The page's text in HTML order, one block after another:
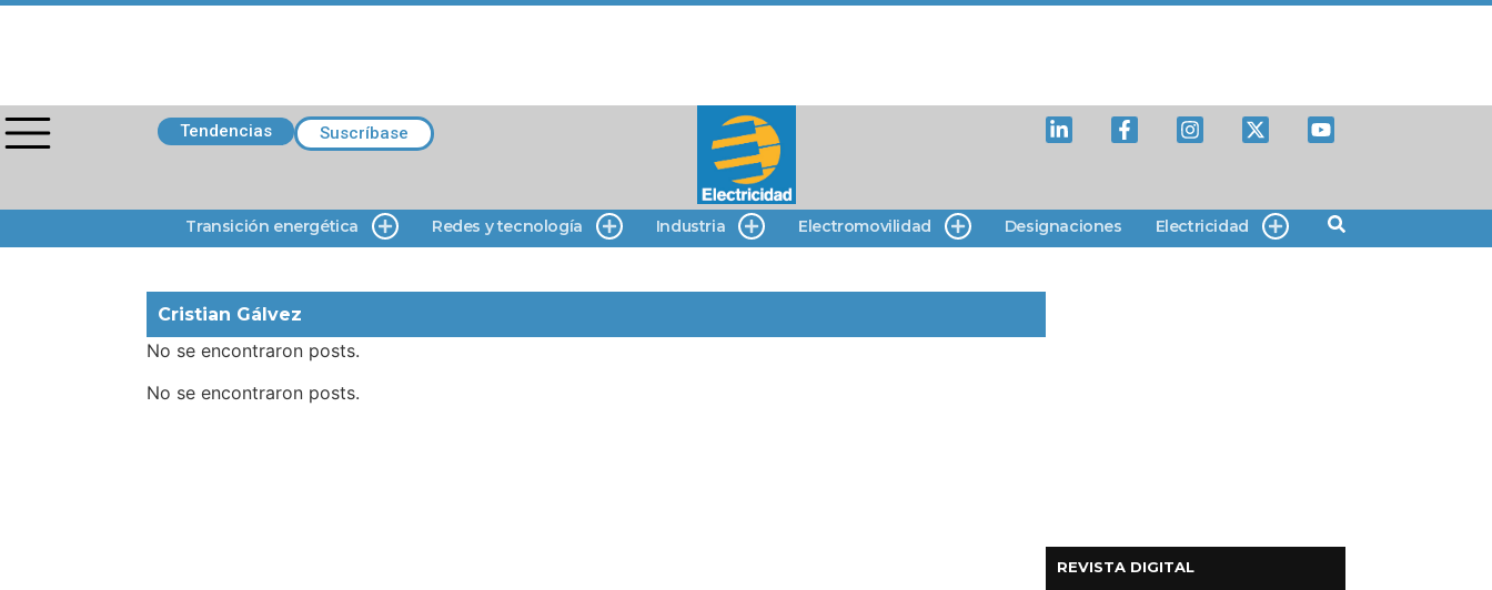
Tendencias Suscríbase
Transición energética Redes y tecnología Industria Electromovilidad Designaciones Electricidad
Cristian Gálvez
No se encontraron posts.
No se encontraron posts.
REVISTA DIGITAL